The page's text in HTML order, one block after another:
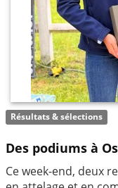
Résultats & sélections
Des podiums à
Ce week-end, deux